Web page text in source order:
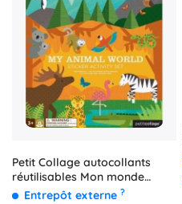
Petit Collage autocollants
réutilisables Mon monde
animal
Entrepôt externe ?